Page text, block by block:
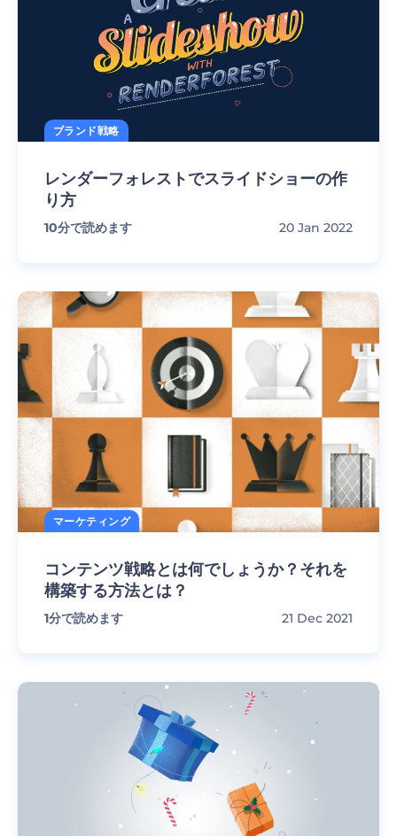
ブランド戦略
レンダーフォレストでスライドショーの作
り方
10分で読めます 20 Jan 2022
マーケティング
コンテンツ戦略とは何でしょうか？それを
構築する方法とは？
1分で読めます 21 Dec 2021